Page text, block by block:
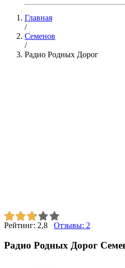
Главная
/
Семенов
/
Радио Родных Дорог
Рейтинг: 2,8 Отзывы: 2
Радио Родных Дорог